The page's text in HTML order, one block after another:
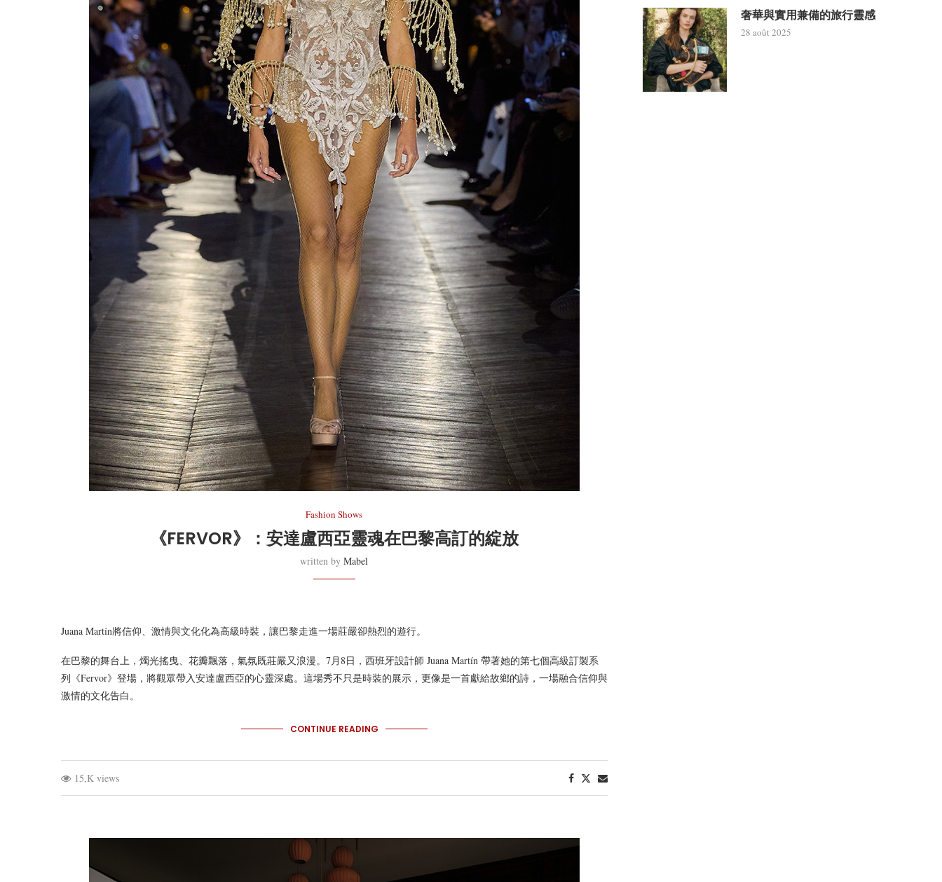
Fashion Shows
《FERVOR》：安達盧西亞靈魂在巴黎高訂的綻放
written byMabel
Juana Martín將信仰、激情與文化化為高級時裝，讓巴黎走進一場莊嚴卻熱烈的遊行。
在巴黎的舞台上，燭光搖曳、花瓣飄落，氣氛既莊嚴又浪漫。7月8日，西班牙設計師 Juana Martín 帶著她的第七個高級訂製系
列《Fervor》登場，將觀眾帶入安達盧西亞的心靈深處。這場秀不只是時裝的展示，更像是一首獻給故鄉的詩，一場融合信仰與
激情的文化告白。
CONTINUE READING
15,K views
奢華與實用兼備的旅行靈感
28 août 2025